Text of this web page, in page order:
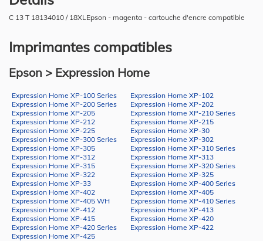
C 13 T 18134010 / 18XLEpson - magenta - cartouche d'encre compatible
Imprimantes compatibles
Epson > Expression Home
Expression Home XP-100 Series
Expression Home XP-102
Expression Home XP-200 Series
Expression Home XP-202
Expression Home XP-205
Expression Home XP-210 Series
Expression Home XP-212
Expression Home XP-215
Expression Home XP-225
Expression Home XP-30
Expression Home XP-300 Series
Expression Home XP-302
Expression Home XP-305
Expression Home XP-310 Series
Expression Home XP-312
Expression Home XP-313
Expression Home XP-315
Expression Home XP-320 Series
Expression Home XP-322
Expression Home XP-325
Expression Home XP-33
Expression Home XP-400 Series
Expression Home XP-402
Expression Home XP-405
Expression Home XP-405 WH
Expression Home XP-410 Series
Expression Home XP-412
Expression Home XP-413
Expression Home XP-415
Expression Home XP-420
Expression Home XP-420 Series
Expression Home XP-422
Expression Home XP-425